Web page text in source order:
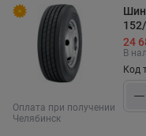
Оплата при получении
Челябинск
24
В
Код